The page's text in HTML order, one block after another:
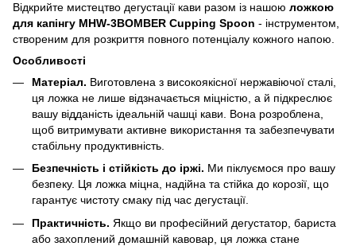
Відкрийте мистецтво дегустації кави разом із нашою ложкою
для капінгу MHW-3BOMBER Cupping Spoon - інструментом,
створеним для розкриття повного потенціалу кожного напою.
Особливості
Матеріал. Виготовлена з високоякісної нержавіючої сталі,
ця ложка не лише відзначається міцністю, а й підкреслює
вашу відданість ідеальній чашці кави. Вона розроблена,
щоб витримувати активне використання та забезпечувати
стабільну продуктивність.
Безпечність і стійкість до іржі. Ми піклуємося про вашу
безпеку. Ця ложка міцна, надійна та стійка до корозії, що
гарантує чистоту смаку під час дегустації.
Практичність. Якщо ви професійний дегустатор, бариста
або захоплений домашній кавовар, ця ложка стане